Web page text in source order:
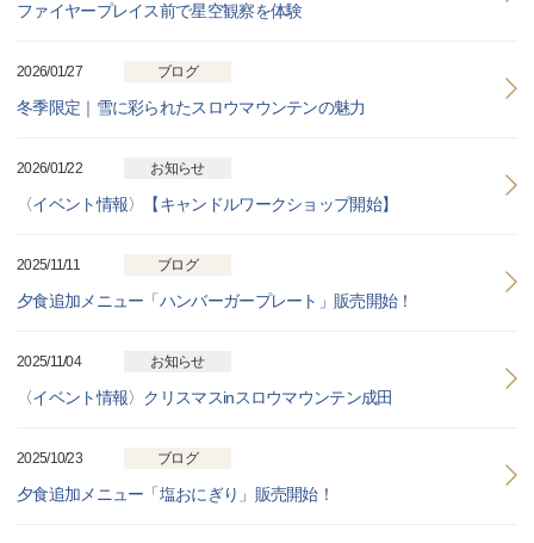
ファイヤープレイス前で星空観察を体験
2026/01/27 ブログ
冬季限定｜雪に彩られたスロウマウンテンの魅力
2026/01/22 お知らせ
〈イベント情報〉【キャンドルワークショップ開始】
2025/11/11 ブログ
夕食追加メニュー「ハンバーガープレート」販売開始！
2025/11/04 お知らせ
〈イベント情報〉クリスマスinスロウマウンテン成田
2025/10/23 ブログ
夕食追加メニュー「塩おにぎり」販売開始！